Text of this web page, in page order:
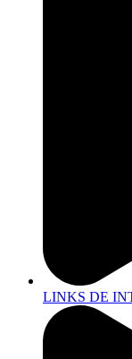
LINKS DE